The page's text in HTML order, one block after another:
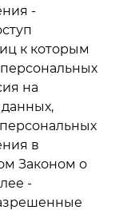
-
к которым
на
в
Законом о
-